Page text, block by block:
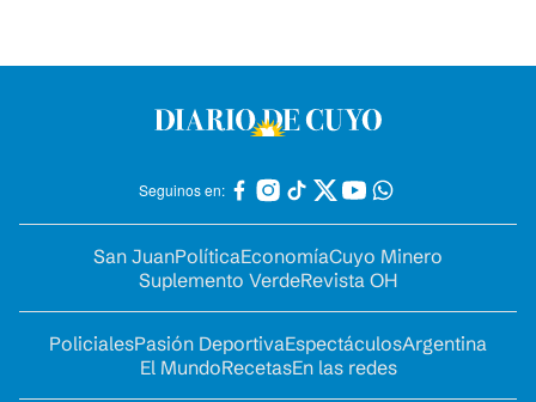
Seguinos en:
San JuanPolíticaEconomíaCuyo Minero
Suplemento VerdeRevista OH
PolicialesPasión DeportivaEspectáculosArgentina
El MundoRecetasEn las redes